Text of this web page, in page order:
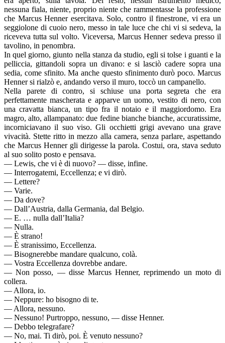
nessuna fiala, niente, proprio niente che rammentasse la professione
che Marcus Henner esercitava. Solo, contro il finestrone, vi era un
seggiolone di cuoio nero, messo in tale luce che chi vi si sedeva, la
riceveva tutta sul volto. Viceversa, Marcus Henner sedeva presso il
tavolino, in penombra.
In quel giorno, giunto nella stanza da studio, egli si tolse i guanti e la
pelliccia, gittandoli sopra un divano: e si lasciò cadere sopra una
sedia, come sfinito. Ma anche questo sfinimento durò poco. Marcus
Henner si rialzò e, andando verso il muro, toccò un campanello.
Nella parete di contro, si schiuse una porta segreta che era
perfettamente mascherata e apparve un uomo, vestito di nero, con
una cravatta bianca, un tipo fra il notaio e il maggiordomo. Era
magro, alto, allampanato: due fedine bianche bianche, accuratissime,
incorniciavano il suo viso. Gli occhietti grigi avevano una grave
vivacità. Stette ritto in mezzo alla camera, senza parlare, aspettando
che Marcus Henner gli dirigesse la parola. Costui, ora, stava seduto
al suo solito posto e pensava.
— Lewis, che vi è di nuovo? — disse, infine.
— Interrogatemi, Eccellenza; e vi dirò.
— Lettere?
— Varie.
— Da dove?
— Dall’Austria, dalla Germania, dal Belgio.
— E. … nulla dall’Italia?
— Nulla.
— È strano!
— È stranissimo, Eccellenza.
— Bisognerebbe mandare qualcuno, colà.
— Vostra Eccellenza dovrebbe andare.
— Non posso, — disse Marcus Henner, reprimendo un moto di
collera.
— Allora, io.
— Neppure: ho bisogno di te.
— Allora, nessuno.
— Nessuno! Purtroppo, nessuno, — disse Henner.
— Debbo telegrafare?
— No, mai. Ti dirò, poi. È venuto nessuno?